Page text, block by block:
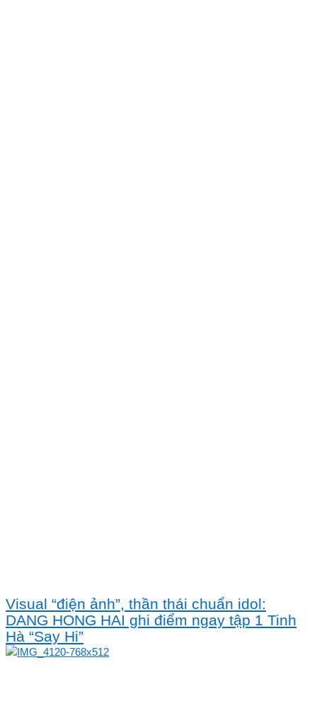
Visual “điện ảnh”, thần thái chuẩn idol:
DANG HONG HAI ghi điểm ngay tập 1 Tinh
Hà “Say Hi”